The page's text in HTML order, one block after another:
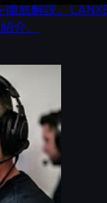
底解説。
介。